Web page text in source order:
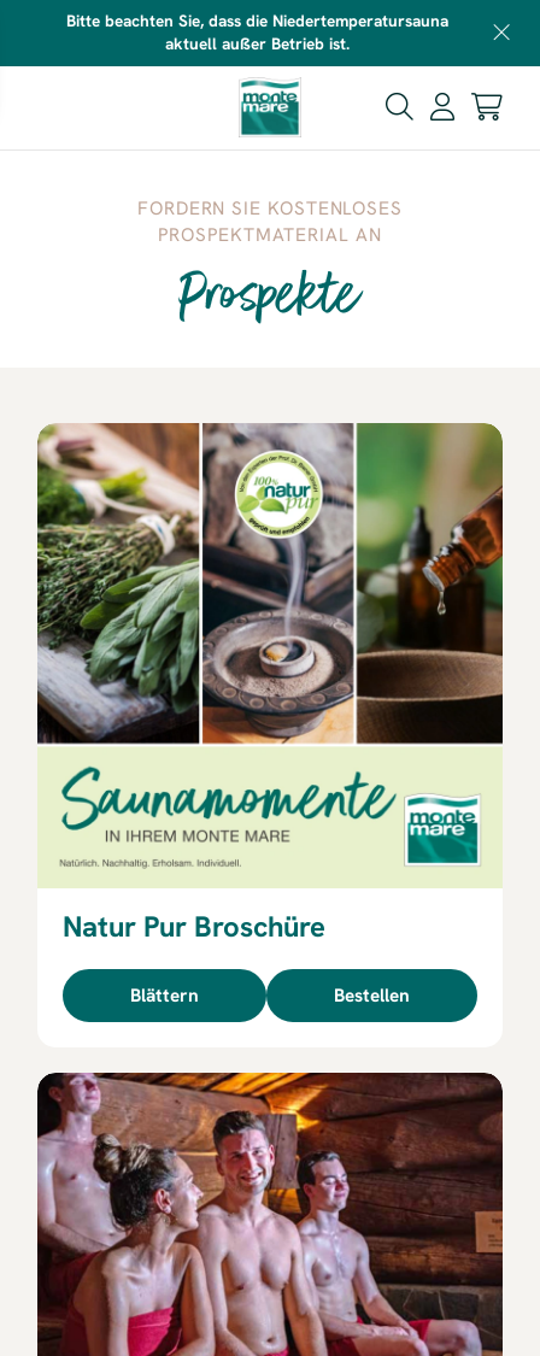
Bitte beachten Sie, dass die Niedertemperatursauna
aktuell außer Betrieb ist.
Prospekte
FORDERN SIE KOSTENLOSES
PROSPEKTMATERIAL AN
Natur Pur Broschüre
Blättern Bestellen